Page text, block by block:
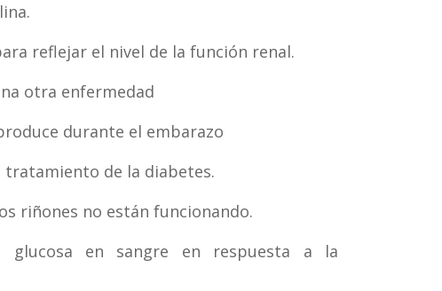
reflejar el nivel de la función renal.
otra enfermedad
durante el embarazo
tratamiento de la diabetes.
riñones no están funcionando.
glucosa en sangre en respuesta a la